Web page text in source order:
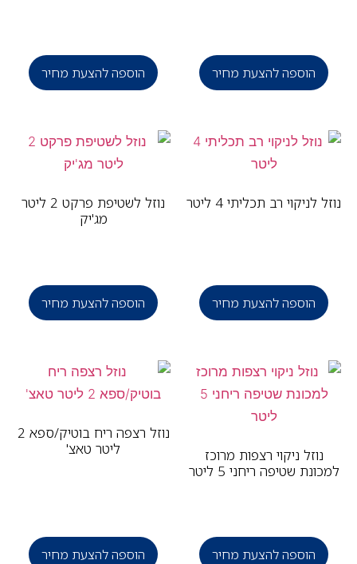
הוספה להצעת מחיר הוספה להצעת מחיר
לניקוי רב תכליתי 4 ליטר
הוספה להצעת מחיר
נוזל לשטיפת פרקט 2 ליטר
הוספה להצעת מחיר
נוזל ניקוי רצפות מרוכז
שטיפה ריחני 5 ליטר
הוספה להצעת מחיר
נוזל רצפה ריח בוטיק/ספא 2
ליטר טאצ'
הוספה להצעת מחיר